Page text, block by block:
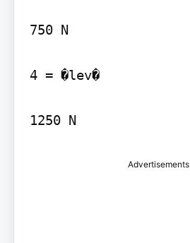
750 N
4 = �lev�
1250 N
Advertisements